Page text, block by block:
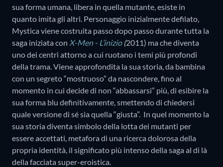
sua forma umana, libera in quella mutante, esiste in
quanto imita gli altri. Personaggio inizialmente defilato,
Mystica viene costruita passo dopo passo durante tutta la
saga iniziata con X-Men - L’inizio (2011) ma che diventa
uno dei centri attorno a cui ruotano i temi più profondi
della trama. Viene approfondita la sua storia, da bambina
con un segreto “mostruoso” da nascondere, fino al
momento in cui decide di non “abbassarsi” più, di esibire la
sua forma blu definitivamente, smettendo di chiedersi
quale versione di sé sia quella “giusta”. In quel momento la
sua storia diventa simbolo della lotta dei mutanti per
essere accettati, metafora di una ricerca dolorosa della
propria identità, il significato più intenso della saga al di là
della facciata super-eroistica.